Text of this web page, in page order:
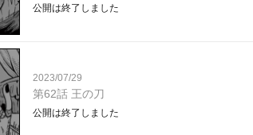
公開は終了しました
2023/07/29
第62話 王の刀
公開は終了しました